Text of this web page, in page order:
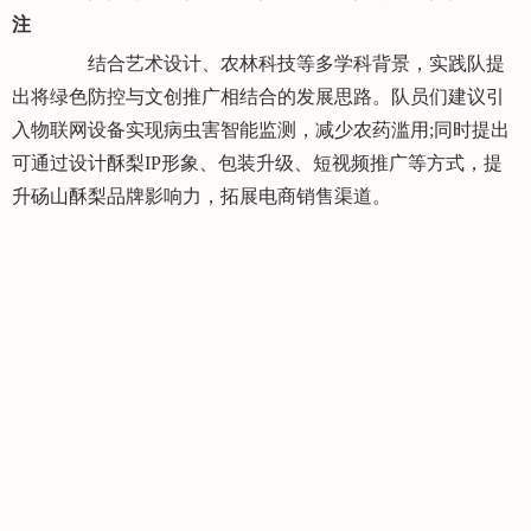
注
结合艺术设计、农林科技等多学科背景，实践队提
出将绿色防控与文创推广相结合的发展思路。队员们建议引
入物联网设备实现病虫害智能监测，减少农药滥用;同时提出
可通过设计酥梨IP形象、包装升级、短视频推广等方式，提
升砀山酥梨品牌影响力，拓展电商销售渠道。